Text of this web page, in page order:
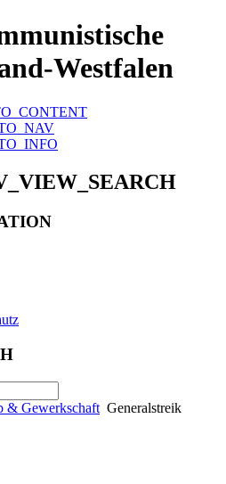
Westfalen
& Gewerkschaft Generalstreik